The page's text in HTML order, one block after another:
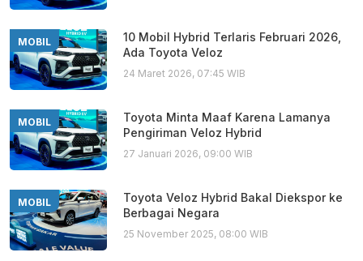
MOBIL
10 Mobil Hybrid Terlaris Februari 2026,
Ada Toyota Veloz
24 Maret 2026, 07:45 WIB
MOBIL
Toyota Minta Maaf Karena Lamanya
Pengiriman Veloz Hybrid
27 Januari 2026, 09:00 WIB
MOBIL
Toyota Veloz Hybrid Bakal Diekspor ke
Berbagai Negara
25 November 2025, 08:00 WIB